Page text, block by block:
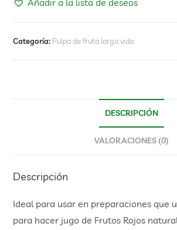
Añadir a la lista de deseos
Categoría: Pulpa de fruta larga vida
DESCRIPCIÓN
VALORACIONES (0)
Descripción
Ideal para usar en preparaciones que
para hacer jugo de Frutos Rojos